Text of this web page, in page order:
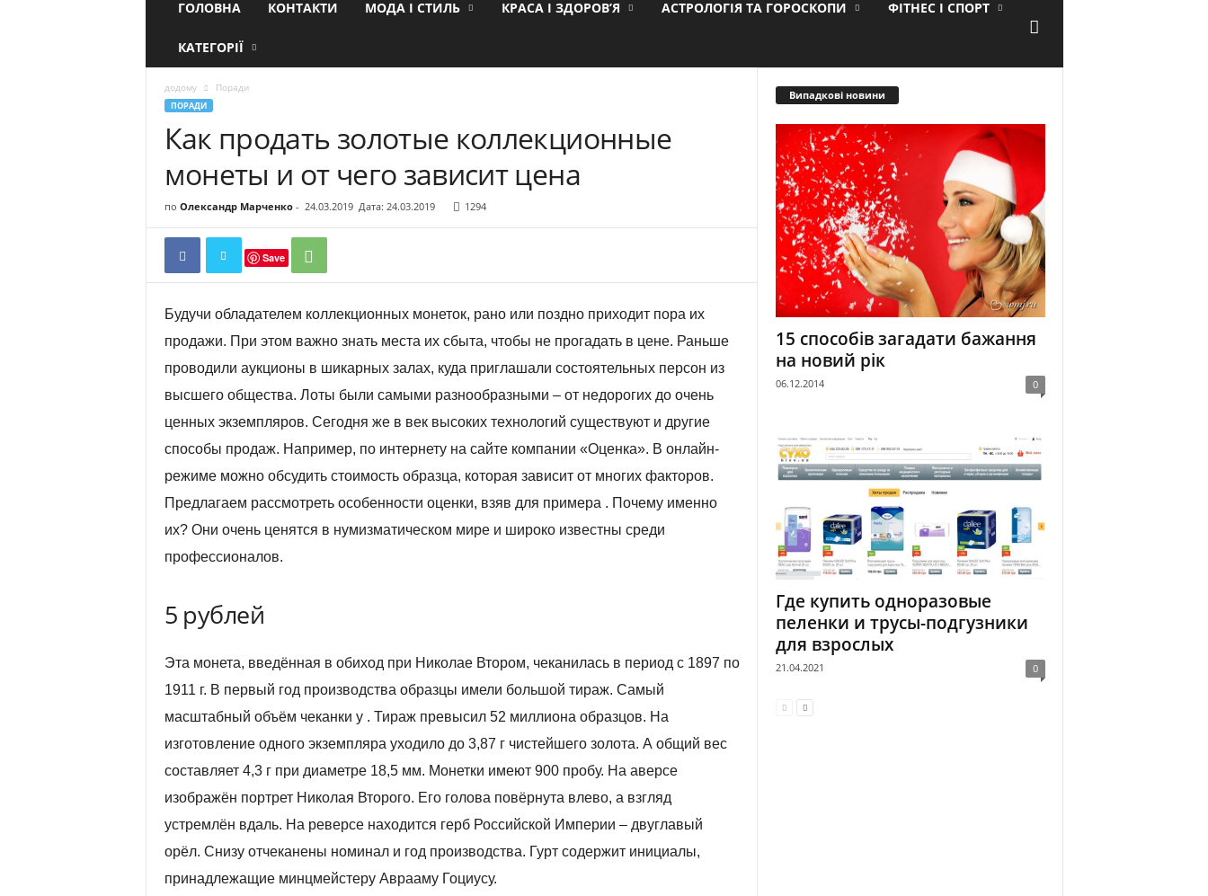
ГОЛОВНА КОНТАКТИ МОДА І СТИЛЬ КРАСА І ЗДОРОВ’Я АСТРОЛОГІЯ ТА ГОРОСКОПИ ФІТНЕС І СПОРТ
КАТЕГОРІЇ
додому Поради
ПОРАДИ
Как продать золотые коллекционные
монеты и от чего зависит цена
по Олександр Марченко- 24.03.2019 Дата: 24.03.2019 1294
Save
Будучи обладателем коллекционных монеток, рано или поздно приходит пора их
продажи. При этом важно знать места их сбыта, чтобы не прогадать в цене. Раньше
проводили аукционы в шикарных залах, куда приглашали состоятельных персон из
высшего общества. Лоты были самыми разнообразными – от недорогих до очень
ценных экземпляров. Сегодня же в век высоких технологий существуют и другие
способы продаж. Например, по интернету на сайте компании «Оценка». В онлайн-
режиме можно обсудить стоимость образца, которая зависит от многих факторов.
Предлагаем рассмотреть особенности оценки, взяв для примера . Почему именно
их? Они очень ценятся в нумизматическом мире и широко известны среди
профессионалов.
5 рублей
Эта монета, введённая в обиход при Николае Втором, чеканилась в период с 1897 по
1911 г. В первый год производства образцы имели большой тираж. Самый
масштабный объём чеканки у . Тираж превысил 52 миллиона образцов. На
изготовление одного экземпляра уходило до 3,87 г чистейшего золота. А общий вес
составляет 4,3 г при диаметре 18,5 мм. Монетки имеют 900 пробу. На аверсе
изображён портрет Николая Второго. Его голова повёрнута влево, а взгляд
устремлён вдаль. На реверсе находится герб Российской Империи – двуглавый
орёл. Снизу отчеканены номинал и год производства. Гурт содержит инициалы,
принадлежащие минцмейстеру Аврааму Гоциусу.
Випадкові новини
15 способів загадати бажання
на новий рік
06.12.2014 0
Где купить одноразовые
пеленки и трусы-подгузники
для взрослых
21.04.2021 0